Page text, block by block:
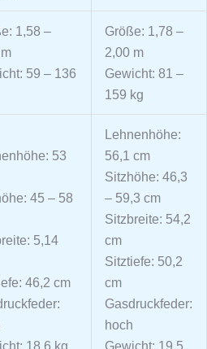
1,58 –
59 – 136
Größe: 1,78 –
2,00 m
Gewicht: 81 –
159 kg
53
45 – 58
5,14
46,2 cm
18,6 kg
Lehnenhöhe:
56,1 cm
Sitzhöhe: 46,3
– 59,3 cm
Sitzbreite: 54,2
cm
Sitztiefe: 50,2
cm
Gasdruckfeder:
hoch
Gewicht: 19,5